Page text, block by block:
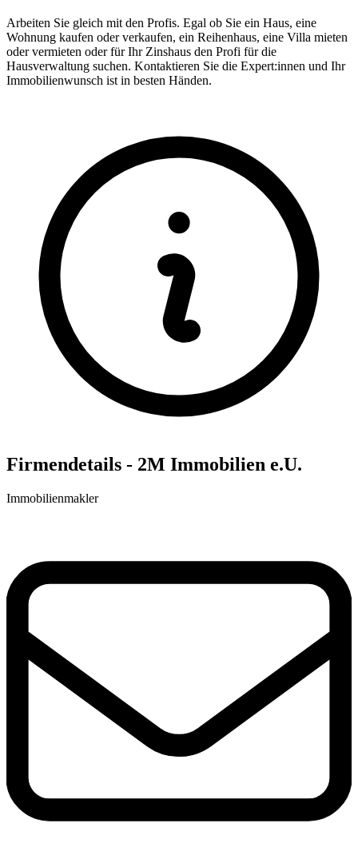
Arbeiten Sie gleich mit den Profis. Egal ob Sie ein Haus, eine
Wohnung kaufen oder verkaufen, ein Reihenhaus, eine Villa mieten
oder vermieten oder für Ihr Zinshaus den Profi für die
Hausverwaltung suchen. Kontaktieren Sie die Expert:innen und Ihr
Immobilienwunsch ist in besten Händen.
Firmendetails - 2M Immobilien e.U.
Immobilienmakler